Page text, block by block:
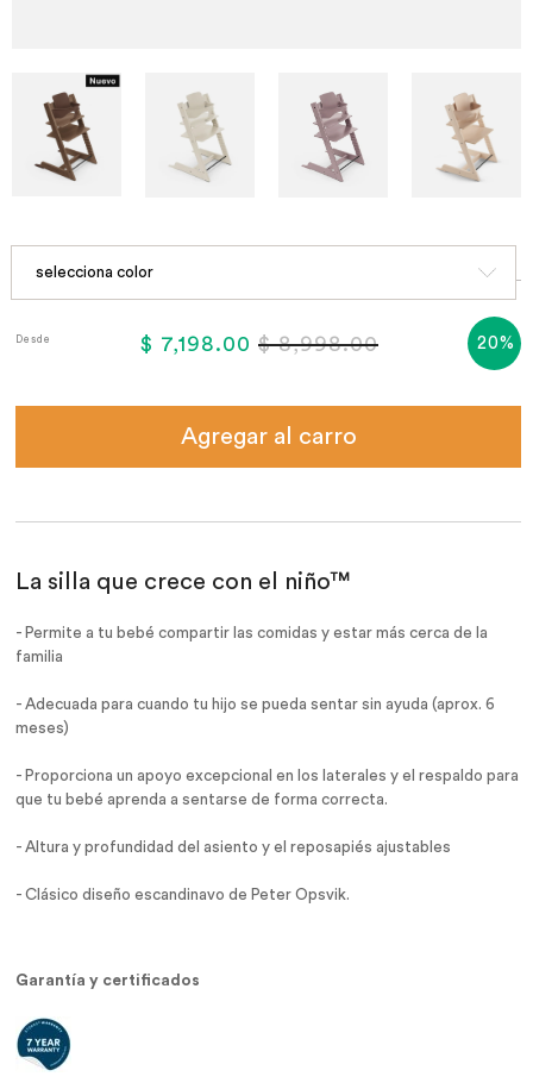
Desde $ 7,198.00$ 8,998.00 20%
Agregar al carro
La silla que crece con el niño™
- Permite a tu bebé compartir las comidas y estar más cerca de la
familia
- Adecuada para cuando tu hijo se pueda sentar sin ayuda (aprox. 6
meses)
- Proporciona un apoyo excepcional en los laterales y el respaldo para
que tu bebé aprenda a sentarse de forma correcta.
- Altura y profundidad del asiento y el reposapiés ajustables
- Clásico diseño escandinavo de Peter Opsvik.
Garantía y certificados